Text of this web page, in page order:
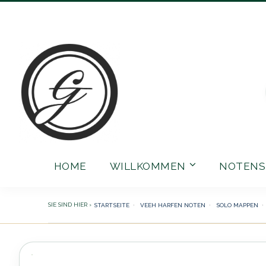
HOME WILLKOMMEN
STARTSEITE VEEH HARFEN NOTEN SOLO MAPPEN